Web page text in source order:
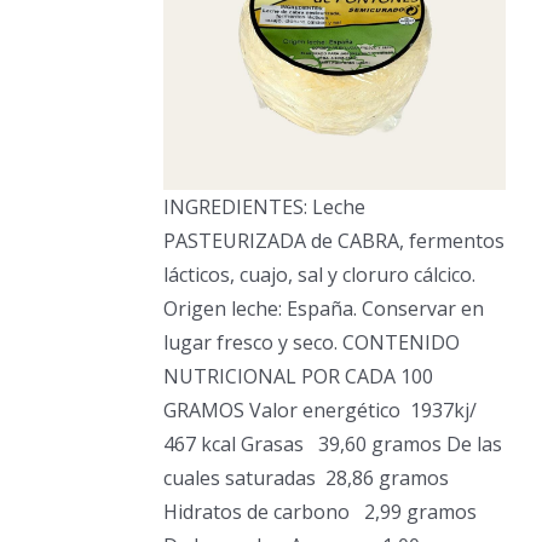
INGREDIENTES: Leche
PASTEURIZADA de CABRA, fermentos
lácticos, cuajo, sal y cloruro cálcico.
Origen leche: España. Conservar en
lugar fresco y seco. CONTENIDO
NUTRICIONAL POR CADA 100
GRAMOS Valor energético 1937kj/
467 kcal Grasas 39,60 gramos De las
cuales saturadas 28,86 gramos
Hidratos de carbono
2,99 gramos